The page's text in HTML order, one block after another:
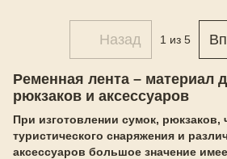
Назад 1 из 5
Ременная лента – материал
рюкзаков и аксессуаров
При изготовлении сумок, рюкзаков,
туристического снаряжения и
аксессуаров большое значение